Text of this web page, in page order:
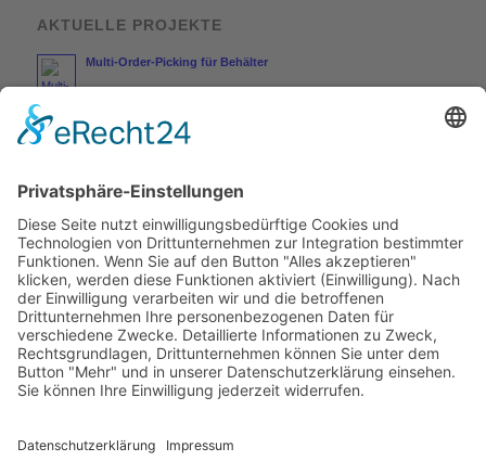
AKTUELLE PROJEKTE
Multi-Order-Picking für Behälter
Systeme (FTS)
Auftragskartons
RECHTLICHE INFOS
Impressum
Datenschutz
Allgemeine Einkaufsbedingungen